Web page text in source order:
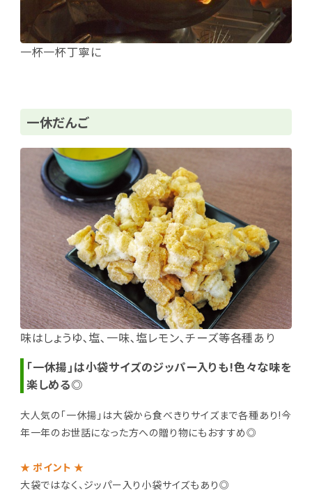
一杯一杯丁寧に
一休だんご
味はしょうゆ､塩､一味､塩レモン､チーズ等各種あり
｢一休揚｣は小袋サイズのジッパー入りも!色々な味を
楽しめる◎
大人気の｢一休揚｣は大袋から食べきりサイズまで各種あり!今
年一年のお世話になった方への贈り物にもおすすめ◎
★ ポイント ★
大袋ではなく、ジッパー入り小袋サイズもあり◎